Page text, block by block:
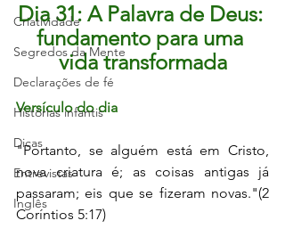
Criatividade
Segredos da Mente
Declarações de fé
Histórias infantis
Dicas
Entrevistas
Inglês
Dia 31: A Palavra de Deus:
fundamento para uma
vida transformada
Versículo do dia
"Portanto, se alguém está em Cristo,
nova criatura é; as coisas antigas já
passaram; eis que se fizeram novas."(2
Coríntios 5:17)